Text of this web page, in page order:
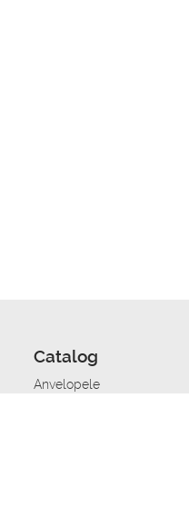
Catalog
Anvelopele